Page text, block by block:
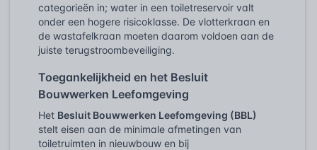
categorieën in; water in een toiletreservoir valt
onder een hogere risicoklasse. De vlotterkraan en
de wastafelkraan moeten daarom voldoen aan de
juiste terugstroombeveiliging.
Toegankelijkheid en het Besluit
Bouwwerken Leefomgeving
Het Besluit Bouwwerken Leefomgeving (BBL)
stelt eisen aan de minimale afmetingen van
toiletruimten in nieuwbouw en bij